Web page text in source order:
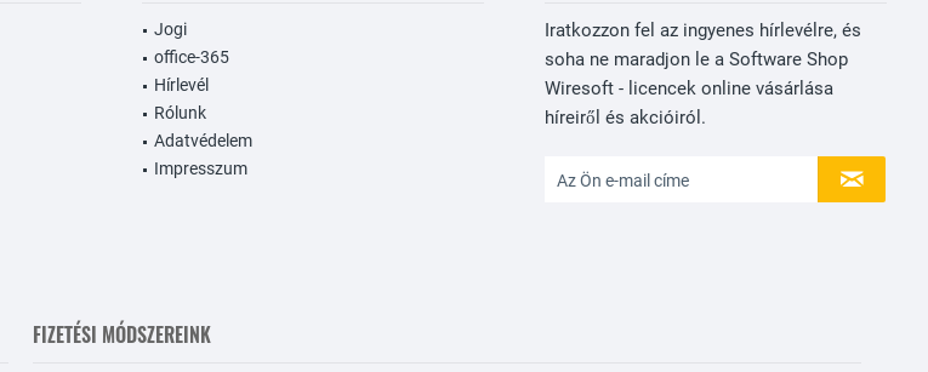
Jogi
office-365
Hírlevél
Rólunk
Adatvédelem
Impresszum
Iratkozzon fel az ingyenes hírlevélre, és
soha ne maradjon le a Software Shop
Wiresoft - licencek online vásárlása
híreiről és akcióiról.
FIZETÉSI MÓDSZEREINK